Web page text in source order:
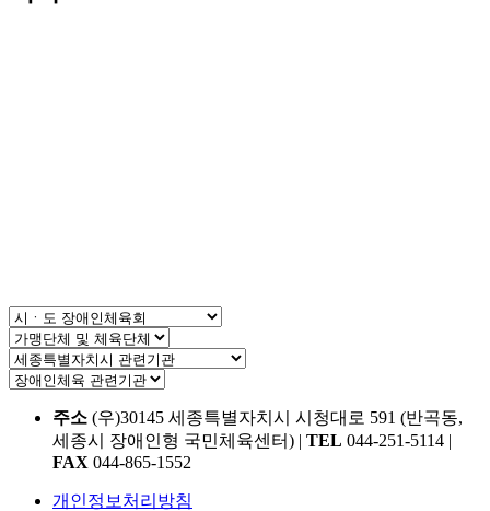
주소 (우)30145 세종특별자치시 시청대로 591 (반곡동,
세종시 장애인형 국민체육센터) | TEL 044-251-5114 |
FAX 044-865-1552
개인정보처리방침